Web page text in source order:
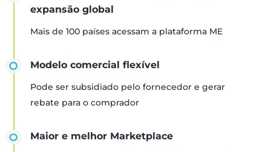
expansão global
Mais de 100 países acessam a plataforma ME
Modelo comercial flexível
Pode ser subsidiado pelo fornecedor e gerar
rebate para o comprador
Maior e melhor Marketplace